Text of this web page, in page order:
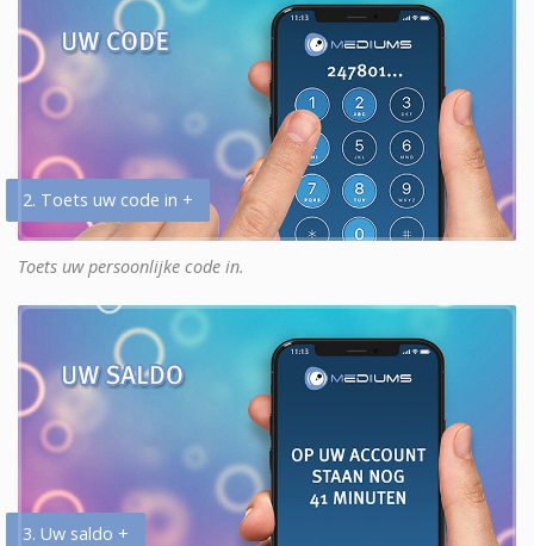
2. Toets uw code in +
Toets uw persoonlijke code in.
3. Uw saldo +